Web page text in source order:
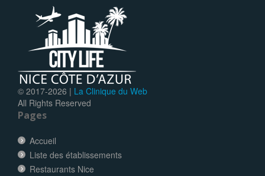
© 2017-2026 | La Clinique du Web
All Rights Reserved
Pages
Accueil
Liste des établissements
Restaurants Nice